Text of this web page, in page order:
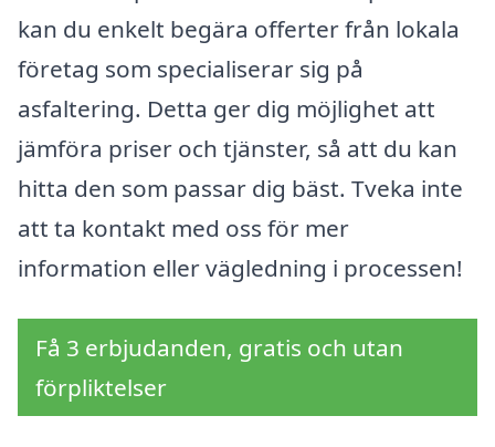
kan du enkelt begära offerter från lokala
företag som specialiserar sig på
asfaltering. Detta ger dig möjlighet att
jämföra priser och tjänster, så att du kan
hitta den som passar dig bäst. Tveka inte
att ta kontakt med oss för mer
information eller vägledning i processen!
Få 3 erbjudanden, gratis och utan
förpliktelser